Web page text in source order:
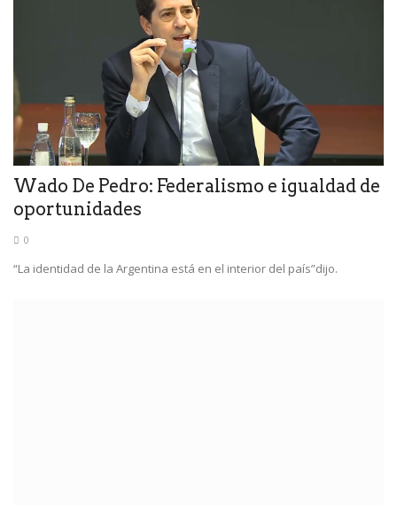
Wado De Pedro: Federalismo e igualdad de
oportunidades
0
“La identidad de la Argentina está en el interior del país”dijo.